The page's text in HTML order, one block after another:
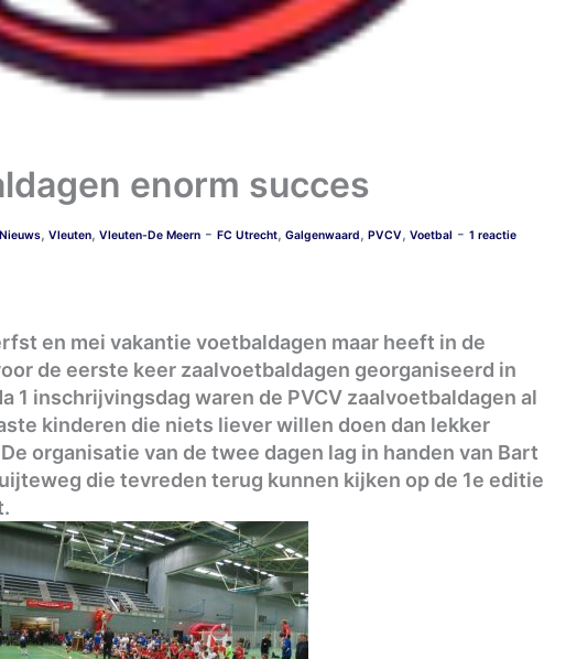
enorm succes
Nieuws, Vleuten, Vleuten-De Meern - FC Utrecht, Galgenwaard, PVCV, Voetbal - 1 reactie
en mei vakantie voetbaldagen maar heeft in de
de eerste keer zaalvoetbaldagen georganiseerd in
1 inschrijvingsdag waren de PVCV zaalvoetbaldagen al
kinderen die niets liever willen doen dan lekker
organisatie van de twee dagen lag in handen van Bart
die tevreden terug kunnen kijken op de 1e editie